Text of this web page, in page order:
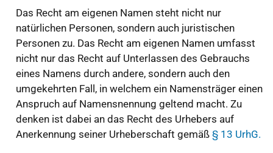
Das Recht am eigenen Namen steht nicht nur
natürlichen Personen, sondern auch juristischen
Personen zu. Das Recht am eigenen Namen umfasst
nicht nur das Recht auf Unterlassen des Gebrauchs
eines Namens durch andere, sondern auch den
umgekehrten Fall, in welchem ein Namensträger einen
Anspruch auf Namensnennung geltend macht. Zu
denken ist dabei an das Recht des Urhebers auf
Anerkennung seiner Urheberschaft gemäß § 13 UrhG.